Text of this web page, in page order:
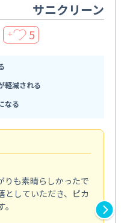
サニクリーン
＋ 5
軽減される
なる
りも素晴らしかったで
としていただき、ピカ